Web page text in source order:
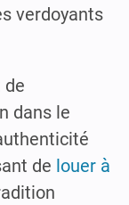
verdoyants
de
dans le
de louer à